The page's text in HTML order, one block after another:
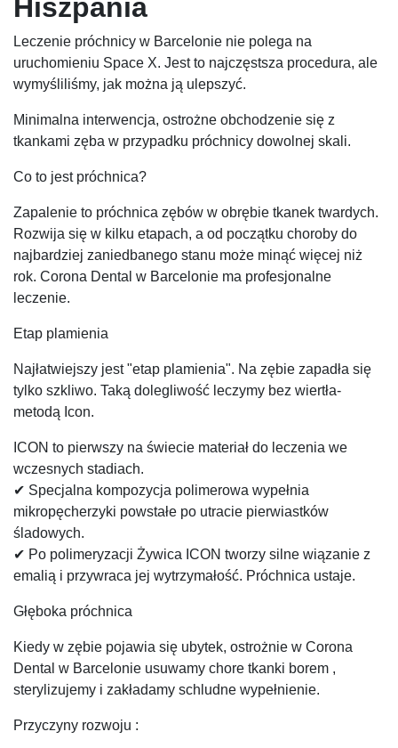
Hiszpania
Leczenie próchnicy w Barcelonie nie polega na
uruchomieniu Space X. Jest to najczęstsza procedura, ale
wymyśliliśmy, jak można ją ulepszyć.
Minimalna interwencja, ostrożne obchodzenie się z
tkankami zęba w przypadku próchnicy dowolnej skali.
Co to jest próchnica?
Zapalenie to próchnica zębów w obrębie tkanek twardych.
Rozwija się w kilku etapach, a od początku choroby do
najbardziej zaniedbanego stanu może minąć więcej niż
rok. Corona Dental w Barcelonie ma profesjonalne
leczenie.
Etap plamienia
Najłatwiejszy jest "etap plamienia". Na zębie zapadła się
tylko szkliwo. Taką dolegliwość leczymy bez wiertła-
metodą Icon.
ICON to pierwszy na świecie materiał do leczenia we
wczesnych stadiach.
✔ Specjalna kompozycja polimerowa wypełnia
mikropęcherzyki powstałe po utracie pierwiastków
śladowych.
✔ Po polimeryzacji Żywica ICON tworzy silne wiązanie z
emalią i przywraca jej wytrzymałość. Próchnica ustaje.
Głęboka próchnica
Kiedy w zębie pojawia się ubytek, ostrożnie w Corona
Dental w Barcelonie usuwamy chore tkanki borem ,
sterylizujemy i zakładamy schludne wypełnienie.
Przyczyny rozwoju :